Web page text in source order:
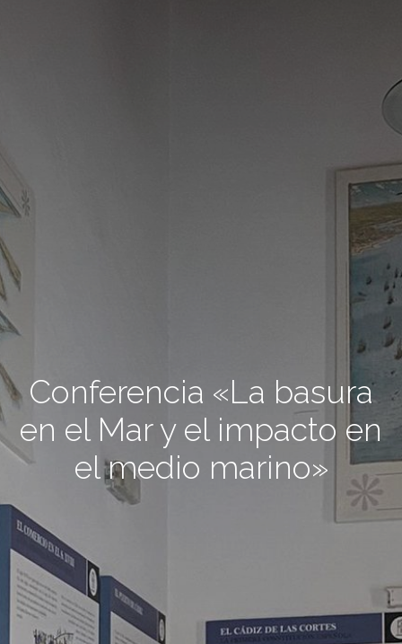
Conferencia «La basura
en el Mar y el impacto en
el medio marino»